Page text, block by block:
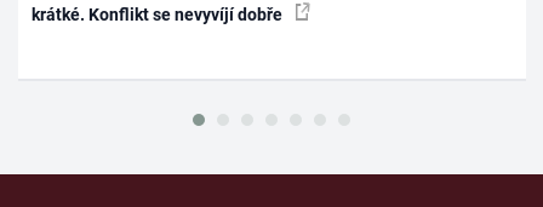
krátké. Konflikt se nevyvíjí dobře